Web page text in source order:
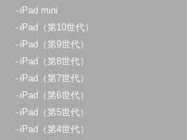
11:00～20:00
定休日：不定休
070-9054-8742
アクセス
iPad mini
iPad（第10世代）
iPad（第9世代）
iPad（第8世代）
iPad（第7世代）
iPad（第6世代）
iPad（第5世代）
iPad（第4世代）